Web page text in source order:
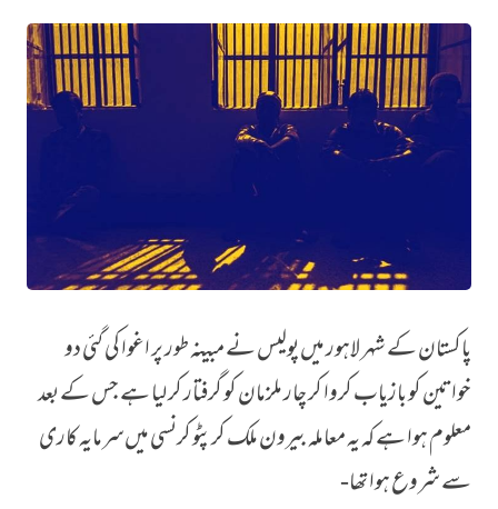
کرپٹو میں‌سرمایہ کاری، لاہور میں‌ دو غیرملکی خواتین کے اغواکاروں نے کیا بتایا؟
پاکستان کے شہر لاہور میں پولیس نے مبینہ طور پر اغوا کی گئی دو
خواتین کو بازیاب کروا کر چار ملزمان کو گرفتار کر لیا ہے جس کے بعد
معلوم ہوا ہے کہ یہ معاملہ بیرون ملک کرپٹو کرنسی میں‌سرمایہ کاری
سے شروع ہوا تھا-